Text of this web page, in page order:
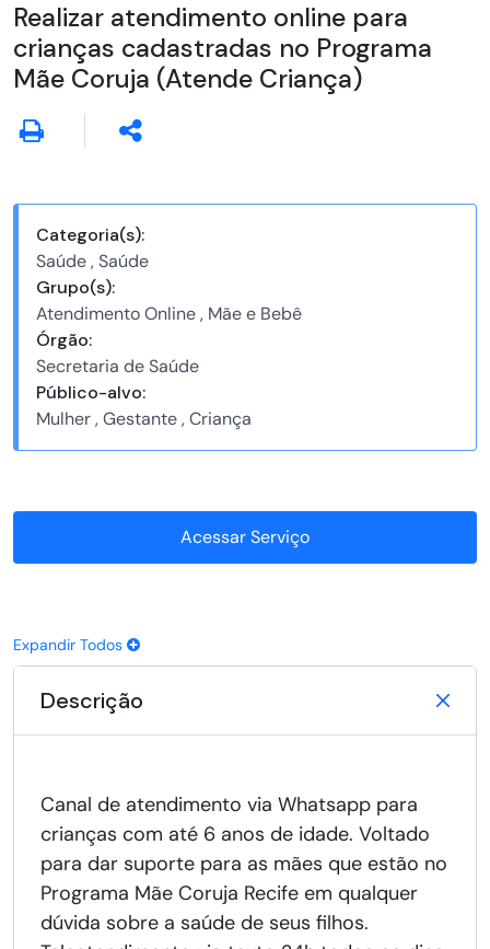
Realizar atendimento online para
crianças cadastradas no Programa
Mãe Coruja (Atende Criança)
Categoria(s):
Saúde , Saúde
Grupo(s):
Atendimento Online , Mãe e Bebê
Órgão:
Secretaria de Saúde
Público-alvo:
Mulher , Gestante , Criança
Acessar Serviço
Expandir Todos
Descrição
Canal de atendimento via Whatsapp para
crianças com até 6 anos de idade. Voltado
para dar suporte para as mães que estão no
Programa Mãe Coruja Recife em qualquer
dúvida sobre a saúde de seus filhos.